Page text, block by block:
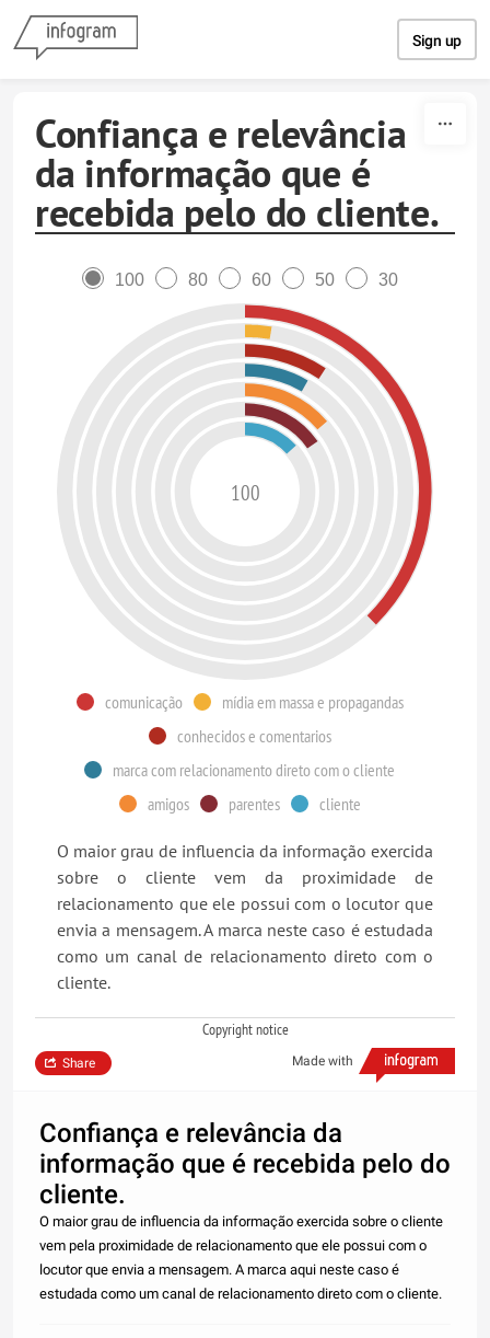
Sign up
Confiança e relevância
da informação que é
recebida pelo do cliente.
100 80 60 50 30
100
comunicação
mídia em massa e propagandas
conhecidos e comentarios
marca com relacionamento direto com o cliente
amigos
parentes cliente
O maior grau de influencia da informação exercida
sobre o cliente vem da proximidade de
relacionamento que ele possui com o locutor que
envia a mensagem. A marca neste caso é estudada
como um canal de relacionamento direto com o
cliente.
Copyright notice
Made with
Share
Confiança e relevância da
informação que é recebida pelo do
cliente.
O maior grau de influencia da informação exercida sobre o cliente
vem pela proximidade de relacionamento que ele possui com o
locutor que envia a mensagem. A marca aqui neste caso é
estudada como um canal de relacionamento direto com o cliente.